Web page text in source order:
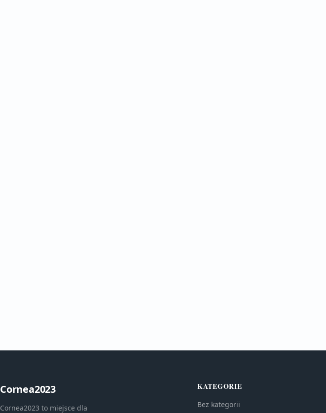
Cornea2023
Cornea2023 to miejsce dla
KATEGORIE
Bez kategorii